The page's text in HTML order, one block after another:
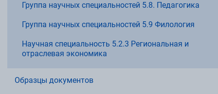
Группа научных специальностей 5.8. Педагогика
Группа научных специальностей 5.9 Филология
Научная специальность 5.2.3 Региональная и
отраслевая экономика
Образцы документов